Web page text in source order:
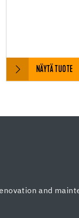
NÄYTÄ TUOTE
and